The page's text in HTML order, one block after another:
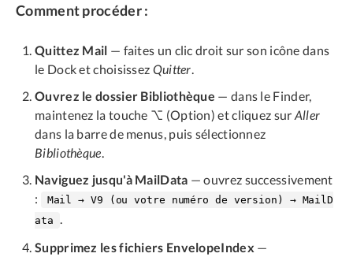
Comment procéder :
Quittez Mail — faites un clic droit sur son icône dans
le Dock et choisissez Quitter.
Ouvrez le dossier Bibliothèque — dans le Finder,
maintenez la touche ⌥ (Option) et cliquez sur Aller
dans la barre de menus, puis sélectionnez
Bibliothèque.
Naviguez jusqu'à MailData — ouvrez successivement
:
Mail → V9 (ou votre numéro de version) → MailD
ata
.
Supprimez les fichiers EnvelopeIndex —